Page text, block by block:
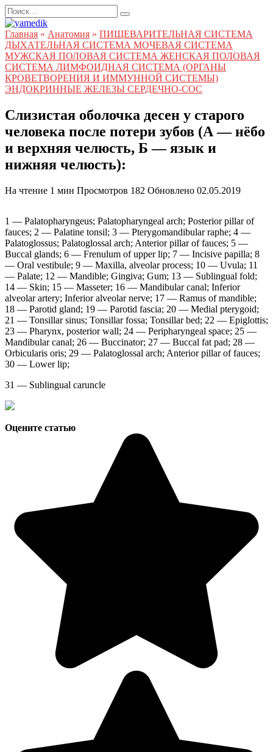
Перейти
к
содержанию
Search
for:
Главная » Анатомия » ПИЩЕВАРИТЕЛЬНАЯ СИСТЕМА
ДЫХАТЕЛЬНАЯ СИСТЕМА МОЧЕВАЯ СИСТЕМА
МУЖСКАЯ ПОЛОВАЯ СИСТЕМА ЖЕНСКАЯ ПОЛОВАЯ
СИСТЕМА ЛИМФОИДНАЯ СИСТЕМА (ОРГАНЫ
КРОВЕТВОРЕНИЯ И ИММУННОЙ СИСТЕМЫ)
ЭНДОКРИННЫЕ ЖЕЛЕЗЫ СЕРДЕЧНО-СОС
Слизистая оболочка десен у старого
человека после потери зубов (А — нёбо
и верхняя челюсть, Б — язык и
нижняя челюсть):
На чтение 1 мин Просмотров 182 Обновлено 02.05.2019
1 — Palatopharyngeus; Palatopharyngeal arch; Posterior pillar of
fauces; 2 — Palatine tonsil; 3 — Pterygomandibular raphe; 4 —
Palatoglossus; Palatoglossal arch; Anterior pillar of fauces; 5 —
Buccal glands; 6 — Frenulum of upper lip; 7 — Incisive papilla; 8
— Oral vestibule; 9 — Maxilla, alveolar process; 10 — Uvula; 11
— Palate; 12 — Mandible; Gingiva; Gum; 13 — Sublingual fold;
14 — Skin; 15 — Masseter; 16 — Mandibular canal; Inferior
alveolar artery; Inferior alveolar nerve; 17 — Ramus of mandible;
18 — Parotid gland; 19 — Parotid fascia; 20 — Medial pterygoid;
21 — Tonsillar sinus; Tonsillar fossa; Tonsillar bed; 22 — Epiglottis;
23 — Pharynx, posterior wall; 24 — Peripharyngeal space; 25 —
Mandibular canal; 26 — Buccinator; 27 — Buccal fat pad; 28 —
Orbicularis oris; 29 — Palatoglossal arch; Anterior pillar of fauces;
30 — Lower lip;
31 — Sublingual caruncle
Оцените статью